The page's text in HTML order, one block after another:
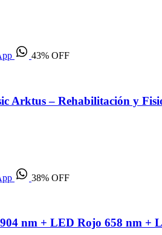
43% OFF
Arktus – Rehabilitación y
38% OFF
nm + LED Rojo 658 nm +